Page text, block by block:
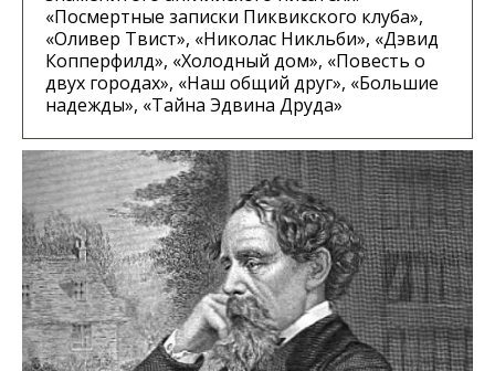
«Посмертные записки Пиквикского клуба»,
«Оливер Твист», «Николас Никльби», «Дэвид
Копперфилд», «Холодный дом», «Повесть о
двух городах», «Наш общий друг», «Большие
надежды», «Тайна Эдвина Друда»